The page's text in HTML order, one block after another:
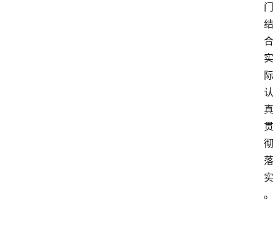
门
结
合
实
际
认
真
贯
彻
落
实
。